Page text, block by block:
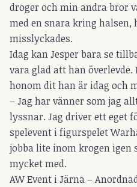
droger och min andra bror
med en snara kring halsen,
misslyckades.
Idag kan Jesper bara se
vara glad att han
honom dit han är idag och
– Jag har vänner som jag
lyssnar. Jag driver ett eget
spelevent i figurspelet
jobba lite inom krogen igen
mycket med.
AW Event i Järna –